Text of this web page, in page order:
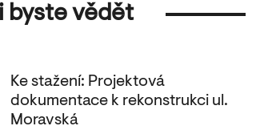
byste vědět
Ke stažení: Projektová
dokumentace k rekonstrukci ul.
Moravská